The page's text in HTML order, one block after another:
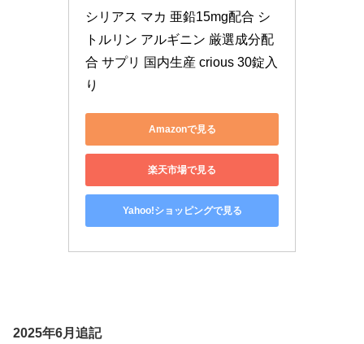
シリアス マカ 亜鉛15mg配合 シ
トルリン アルギニン 厳選成分配
合 サプリ 国内生産 crious 30錠入
り
Amazonで見る
楽天市場で見る
Yahoo!ショッピングで見る
2025年6月追記